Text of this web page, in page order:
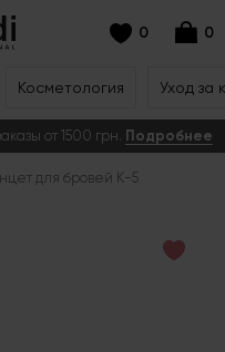
0 0
Косметология Уход за
от 1500 грн. Подробнее
для бровей К-5